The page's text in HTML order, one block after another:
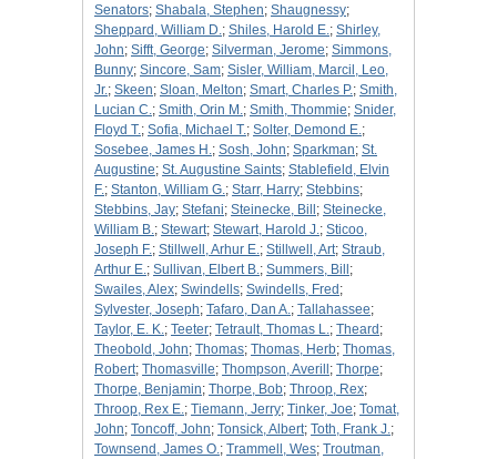
Senators; Shabala, Stephen; Shaugnessy;
Sheppard, William D.; Shiles, Harold E.; Shirley,
John; Sifft, George; Silverman, Jerome; Simmons,
Bunny; Sincore, Sam; Sisler, William, Marcil, Leo,
Jr.; Skeen; Sloan, Melton; Smart, Charles P.; Smith,
Lucian C.; Smith, Orin M.; Smith, Thommie; Snider,
Floyd T.; Sofia, Michael T.; Solter, Demond E.;
Sosebee, James H.; Sosh, John; Sparkman; St.
Augustine; St. Augustine Saints; Stablefield, Elvin
F.; Stanton, William G.; Starr, Harry; Stebbins;
Stebbins, Jay; Stefani; Steinecke, Bill ; Steinecke,
William B.; Stewart; Stewart, Harold J.; Sticoo,
Joseph F.; Stillwell, Arhur E.; Stillwell, Art; Straub,
Arthur E.; Sullivan, Elbert B.; Summers, Bill ;
Swailes, Alex; Swindells; Swindells, Fred ;
Sylvester, Joseph; Tafaro, Dan A.; Tallahassee;
Taylor, E. K.; Teeter; Tetrault, Thomas L.; Theard ;
Theobold, John; Thomas; Thomas, Herb; Thomas,
Robert; Thomasville; Thompson, Averill ; Thorpe;
Thorpe, Benjamin; Thorpe, Bob; Throop, Rex;
Throop, Rex E.; Tiemann, Jerry; Tinker, Joe; Tomat,
John; Toncoff, John; Tonsick, Albert; Toth, Frank J.;
Townsend, James O.; Trammell, Wes; Troutman,